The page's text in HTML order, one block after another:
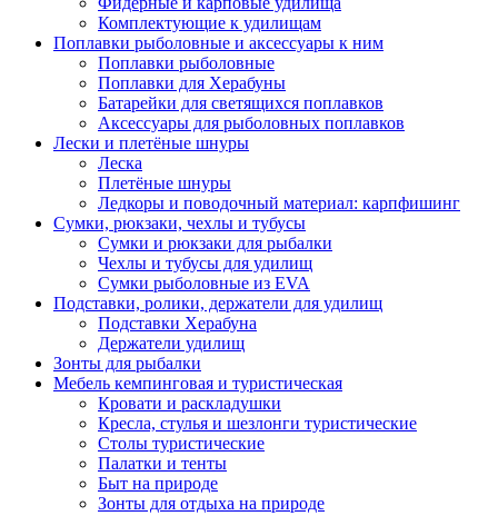
Комплектующие к удилищам
Поплавки рыболовные и аксессуары к ним
Поплавки рыболовные
Поплавки для Херабуны
Батарейки для светящихся поплавков
Аксессуары для рыболовных поплавков
Лески и плетёные шнуры
Леска
Плетёные шнуры
Ледкоры и поводочный материал: карпфишинг
Сумки, рюкзаки, чехлы и тубусы
Сумки и рюкзаки для рыбалки
Чехлы и тубусы для удилищ
Сумки рыболовные из EVA
Подставки, ролики, держатели для удилищ
Подставки Херабуна
Держатели удилищ
Зонты для рыбалки
Мебель кемпинговая и туристическая
Кровати и раскладушки
Кресла, стулья и шезлонги туристические
Столы туристические
Палатки и тенты
Быт на природе
Зонты для отдыха на природе